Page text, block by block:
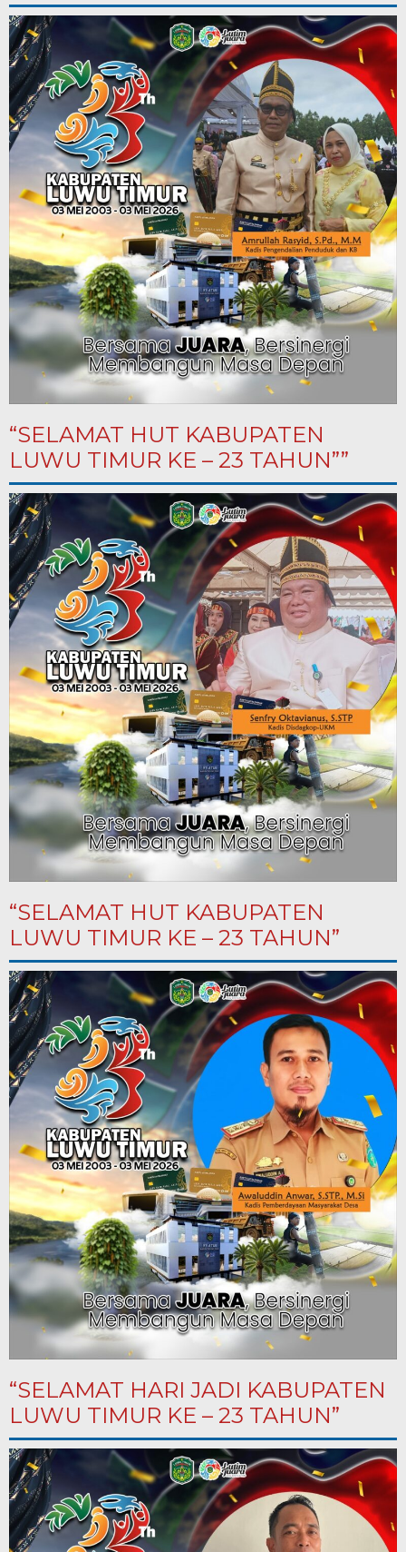
“SELAMAT HUT KABUPATEN
LUWU TIMUR KE – 23 TAHUN””
“SELAMAT HUT KABUPATEN
LUWU TIMUR KE – 23 TAHUN”
“SELAMAT HARI JADI KABUPATEN
LUWU TIMUR KE – 23 TAHUN”